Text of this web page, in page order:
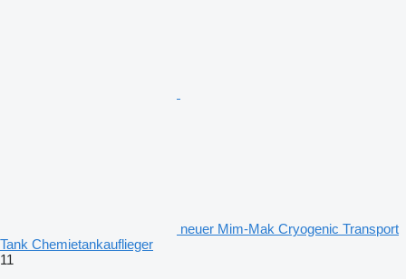
neuer Mim-Mak Cryogenic Transport
Tank Chemietankauflieger
11